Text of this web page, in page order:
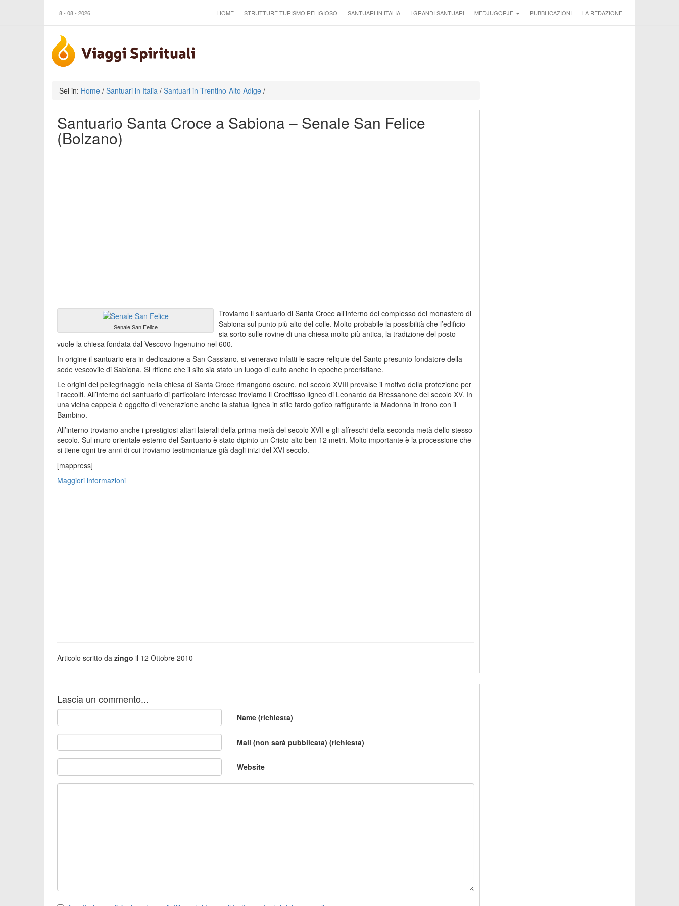
8 - 08 - 2026 HOME STRUTTURE TURISMO RELIGIOSO SANTUARI IN ITALIA I GRANDI SANTUARI MEDJUGORJE PUBBLICAZIONI LA REDAZIONE
Sei in: Home / Santuari in Italia / Santuari in Trentino-Alto Adige /
Santuario Santa Croce a Sabiona – Senale San Felice
(Bolzano)
Senale San Felice
Troviamo il santuario di Santa Croce all’interno del complesso del monastero di
Sabiona sul punto più alto del colle. Molto probabile la possibilità che l’edificio
sia sorto sulle rovine di una chiesa molto più antica, la tradizione del posto
vuole la chiesa fondata dal Vescovo Ingenuino nel 600.
In origine il santuario era in dedicazione a San Cassiano, si veneravo infatti le sacre reliquie del Santo presunto fondatore della
sede vescovile di Sabiona. Si ritiene che il sito sia stato un luogo di culto anche in epoche precristiane.
Le origini del pellegrinaggio nella chiesa di Santa Croce rimangono oscure, nel secolo XVIII prevalse il motivo della protezione per
i raccolti. All’interno del santuario di particolare interesse troviamo il Crocifisso ligneo di Leonardo da Bressanone del secolo XV. In
una vicina cappela è oggetto di venerazione anche la statua lignea in stile tardo gotico raffigurante la Madonna in trono con il
Bambino.
All’interno troviamo anche i prestigiosi altari laterali della prima metà del secolo XVII e gli affreschi della seconda metà dello stesso
secolo. Sul muro orientale esterno del Santuario è stato dipinto un Cristo alto ben 12 metri. Molto importante è la processione che
si tiene ogni tre anni di cui troviamo testimonianze già dagli inizi del XVI secolo.
[mappress]
Maggiori informazioni
Articolo scritto da zingo il 12 Ottobre 2010
Lascia un commento...
Name (richiesta)
Mail (non sarà pubblicata) (richiesta)
Website